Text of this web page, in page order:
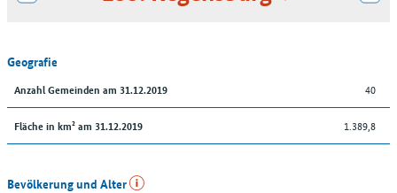
Geografie
Anzahl Gemeinden am 31.12.2019 40
Fläche in km² am 31.12.2019 1.389,8
Bevölkerung und Alter